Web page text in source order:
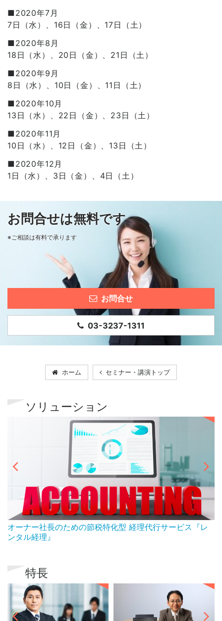
■2020年7月
7日（水）、16日（金）、17日（土）
■2020年8月
18日（水）、20日（金）、21日（土）
■2020年9月
8日（水）、10日（金）、11日（土）
■2020年10月
13日（水）、22日（金）、23日（土）
■2020年11月
10日（水）、12日（金）、13日（土）
■2020年12月
1日（水）、3日（金）、4日（土）
お問合せは無料です
※ご相談は有料で承ります
お問合せ
03-3237-1311
ホーム セミナー・講演トップ
ソリューション
オーナー社長のための節税特化型 経理代行サービス『レ
ンタル経理』
特長